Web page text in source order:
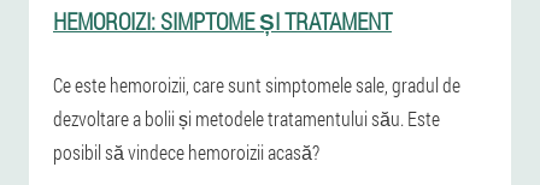
HEMOROIZI: SIMPTOME ȘI TRATAMENT
Ce este hemoroizii, care sunt simptomele sale, gradul de
dezvoltare a bolii și metodele tratamentului său. Este
posibil să vindece hemoroizii acasă?